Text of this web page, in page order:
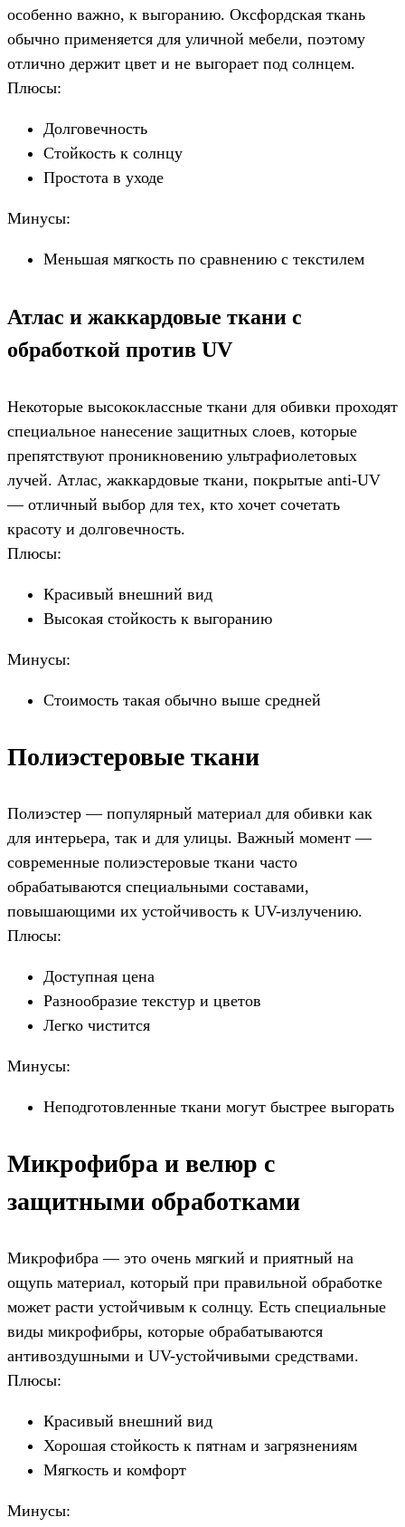
особенно важно, к выгоранию. Оксфордская ткань
обычно применяется для уличной мебели, поэтому
отлично держит цвет и не выгорает под солнцем.
Плюсы:
Долговечность
Стойкость к солнцу
Простота в уходе
Минусы:
Меньшая мягкость по сравнению с текстилем
Атлас и жаккардовые ткани с
обработкой против UV
Некоторые высококлассные ткани для обивки проходят
специальное нанесение защитных слоев, которые
препятствуют проникновению ультрафиолетовых
лучей. Атлас, жаккардовые ткани, покрытые anti-UV
— отличный выбор для тех, кто хочет сочетать
красоту и долговечность.
Плюсы:
Красивый внешний вид
Высокая стойкость к выгоранию
Минусы:
Стоимость такая обычно выше средней
Полиэстеровые ткани
Полиэстер — популярный материал для обивки как
для интерьера, так и для улицы. Важный момент —
современные полиэстеровые ткани часто
обрабатываются специальными составами,
повышающими их устойчивость к UV-излучению.
Плюсы:
Доступная цена
Разнообразие текстур и цветов
Легко чистится
Минусы:
Неподготовленные ткани могут быстрее выгорать
Микрофибра и велюр с
защитными обработками
Микрофибра — это очень мягкий и приятный на
ощупь материал, который при правильной обработке
может расти устойчивым к солнцу. Есть специальные
виды микрофибры, которые обрабатываются
антивоздушными и UV-устойчивыми средствами.
Плюсы:
Красивый внешний вид
Хорошая стойкость к пятнам и загрязнениям
Мягкость и комфорт
Минусы: